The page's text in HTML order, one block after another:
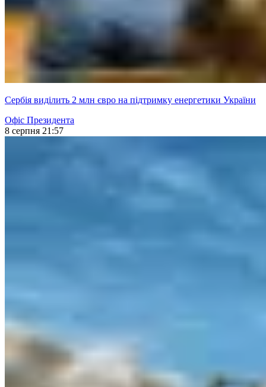
Сербія виділить 2 млн євро на підтримку енергетики України
Офіс Президента
8 серпня 21:57